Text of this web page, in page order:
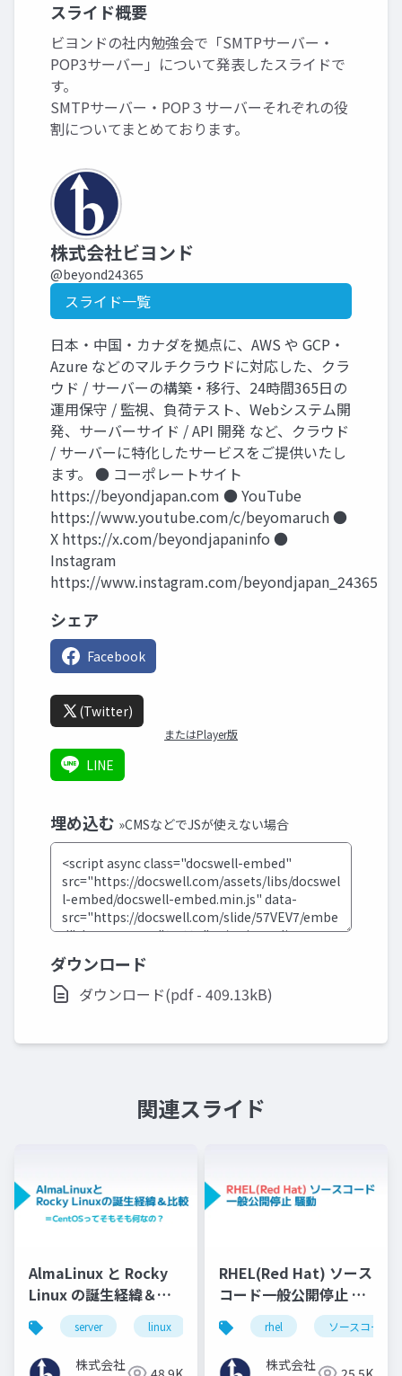
スライド概要
ビヨンドの社内勉強会で「SMTPサーバー・
POP3サーバー」について発表したスライドで
す。
SMTPサーバー・POP３サーバーそれぞれの役
割についてまとめております。
株式会社ビヨンド
@beyond24365
スライド一覧
日本・中国・カナダを拠点に、AWS や GCP・
Azure などのマルチクラウドに対応した、クラ
ウド / サーバーの構築・移行、24時間365日の
運用保守 / 監視、負荷テスト、Webシステム開
発、サーバーサイド / API 開発 など、クラウド
/ サーバーに特化したサービスをご提供いたし
ます。 ● コーポレートサイト
https://beyondjapan.com ● YouTube
https://www.youtube.com/c/beyomaruch ●
X https://x.com/beyondjapaninfo ●
Instagram
https://www.instagram.com/beyondjapan_24365
シェア
Facebook
(Twitter)
またはPlayer版
LINE
埋め込む »CMSなどでJSが使えない場合
ダウンロード
ダウンロード(pdf - 409.13kB)
関連スライド
AlmaLinux と Rocky
Linux の誕生経緯＆比
較
server linux os
株式会社
RHEL(Red Hat) ソース
コード一般公開停止 騒
動
rhel ソースコード
株式会社